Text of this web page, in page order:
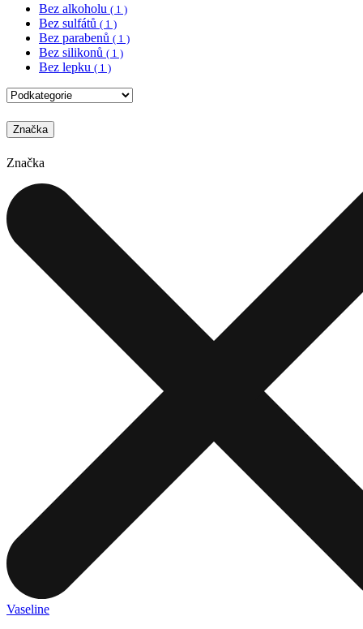
Bez alkoholu ( 1 )
Bez sulfátů ( 1 )
Bez parabenů ( 1 )
Bez silikonů ( 1 )
Bez lepku ( 1 )
Značka
Značka
Vaseline